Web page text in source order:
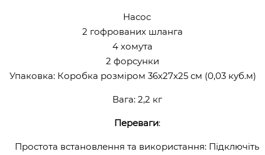
Насос
2 гофрованих шланга
4 хомута
2 форсунки
Упаковка: Коробка розміром 36х27х25 см (0,03 куб.м)
Вага: 2,2 кг
Переваги:
Простота встановлення та використання: Підключіть